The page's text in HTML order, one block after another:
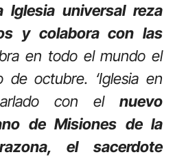
Iglesia universal reza
y colabora con las
en todo el mundo el
de octubre. ‘Iglesia en
con el nuevo
de Misiones de la
el sacerdote